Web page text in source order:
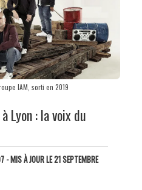
IAM, sorti en 2019
Lyon : la voix du
- MIS À JOUR LE 21 SEPTEMBRE